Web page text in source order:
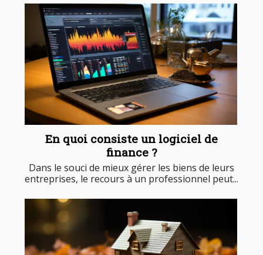
En quoi consiste un logiciel de
finance ?
Dans le souci de mieux gérer les biens de leurs
entreprises, le recours à un professionnel peut...